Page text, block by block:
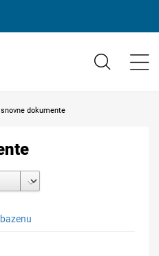
dokumente